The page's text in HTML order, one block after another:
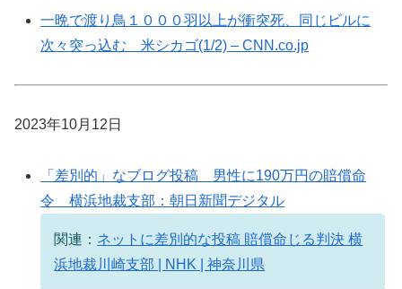
一晩で渡り鳥１０００羽以上が衝突死、同じビルに
次々突っ込む 米シカゴ(1/2) – CNN.co.jp
2023年10月12日
「差別的」なブログ投稿 男性に190万円の賠償命
令 横浜地裁支部：朝日新聞デジタル
関連： ネットに差別的な投稿 賠償命じる判決 横
浜地裁川崎支部 | NHK | 神奈川県